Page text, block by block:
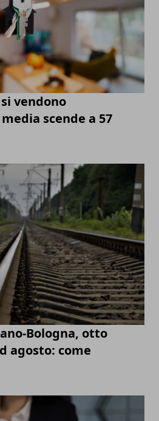
vendono
scende a 57
Bologna, otto
agosto: come